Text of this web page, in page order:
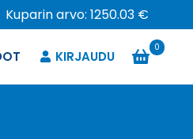
Kuparin arvo: 1250.03 €
KIRJAUDU
0